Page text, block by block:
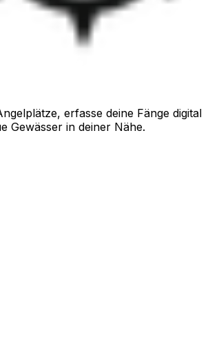
erfasse deine Fänge digital
Gewässer in deiner Nähe.